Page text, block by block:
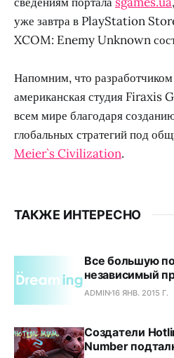
уже завтра в PlayStation
XCOM: Enemy Unknown
Напомним, что
американская студия Firaxis
всем мире благодаря
глобальных стратегий под
Meier`s Civilization.
ТАКЖЕ ИНТЕРЕСНО
Все большую
независимый
ADMIN16 ЯНВ. 2015 Г.
Создатели
Number